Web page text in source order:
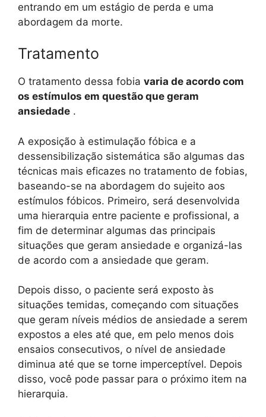
entrando em um estágio de perda e uma
abordagem da morte.
Tratamento
O tratamento dessa fobia varia de acordo com
os estímulos em questão que geram
ansiedade .
A exposição à estimulação fóbica e a
dessensibilização sistemática são algumas das
técnicas mais eficazes no tratamento de fobias,
baseando-se na abordagem do sujeito aos
estímulos fóbicos. Primeiro, será desenvolvida
uma hierarquia entre paciente e profissional, a
fim de determinar algumas das principais
situações que geram ansiedade e organizá-las
de acordo com a ansiedade que geram.
Depois disso, o paciente será exposto às
situações temidas, começando com situações
que geram níveis médios de ansiedade a serem
expostos a eles até que, em pelo menos dois
ensaios consecutivos, o nível de ansiedade
diminua até que se torne imperceptível. Depois
disso, você pode passar para o próximo item na
hierarquia.